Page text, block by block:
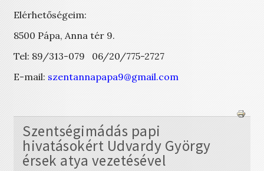
Elérhetőségeim:
8500 Pápa, Anna tér 9.
Tel: 89/313-079 06/20/775-2727
E-mail:szentannapapa9@gmail.com
Szentségimádás papi
hivatásokért Udvardy György
érsek atya vezetésével